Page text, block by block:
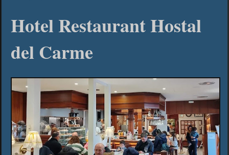
Hotel Restaurant Hostal
del Carme